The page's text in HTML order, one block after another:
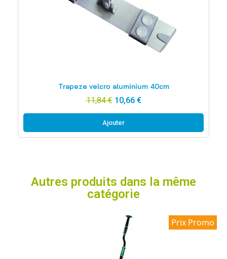
Trapeze velcro aluminium 40cm
11,84 € 10,66 €
Ajouter
Autres produits dans la même
catégorie
Prix Promo